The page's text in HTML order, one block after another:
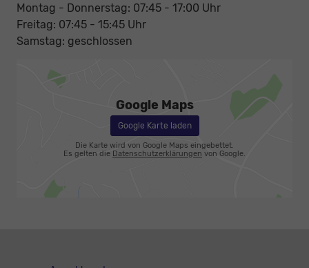
Montag - Donnerstag: 07:45 - 17:00 Uhr
Freitag: 07:45 - 15:45 Uhr
Samstag: geschlossen
Google Maps
Google Karte laden
Die Karte wird von Google Maps eingebettet.
Es gelten die Datenschutzerklärungen von Google.